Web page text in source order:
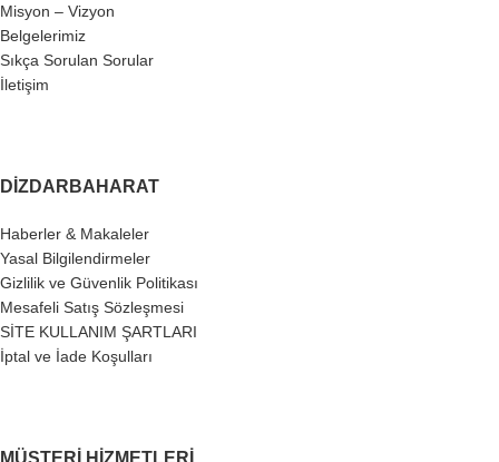
Misyon – Vizyon
Belgelerimiz
Sıkça Sorulan Sorular
İletişim
DIZDARBAHARAT
Haberler & Makaleler
Yasal Bilgilendirmeler
Gizlilik ve Güvenlik Politikası
Mesafeli Satış Sözleşmesi
SİTE KULLANIM ŞARTLARI
İptal ve İade Koşulları
MÜŞTERI HIZMETLERI